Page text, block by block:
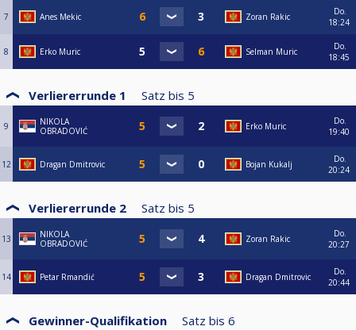
7 Anes Mekic Zoran Rakic
Do.
18:24
8 Erko Muric Selman Muric
Do.
18:45
Verliererrunde 1 Satz bis 5
9
NIKOLA
OBRADOVIĆ
Erko Muric
Do.
19:40
12 Dragan Dmitrovic Bojan Kukalj
Do.
20:24
Verliererrunde 2 Satz bis 5
13
NIKOLA
OBRADOVIĆ
Zoran Rakic
Do.
20:27
14 Petar Rmandić Dragan Dmitrovic
Do.
20:44
Gewinner-Qualifikation Satz bis 6